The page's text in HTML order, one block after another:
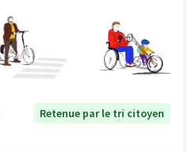
Retenue par le tri citoyen